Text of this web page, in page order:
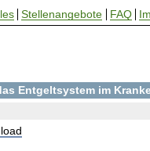
Entgeltsystem im
Stellenangebote FAQ